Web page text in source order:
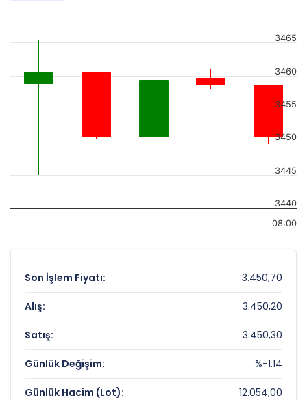
08:00
3440
3445
3450
3455
3460
3465
Son İşlem Fiyatı: 3.450,70
Alış: 3.450,20
Satış: 3.450,30
Günlük Değişim: %-1.14
Günlük Hacim (Lot): 12.054,00